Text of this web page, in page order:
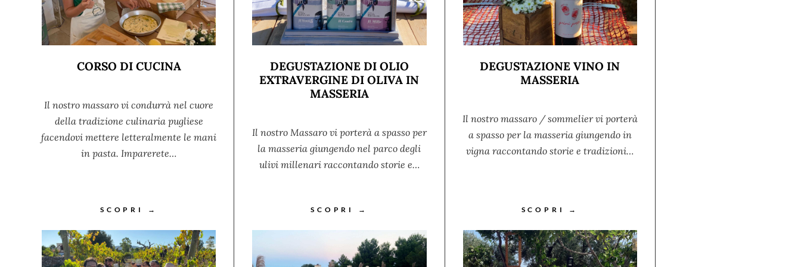
CORSO DI CUCINA
Il nostro massaro vi condurrà nel cuore
della tradizione culinaria pugliese
facendovi mettere letteralmente le mani
in pasta. Imparerete…
SCOPRI →
DEGUSTAZIONE DI OLIO
EXTRAVERGINE DI OLIVA IN
MASSERIA
Il nostro Massaro vi porterà a spasso per
la masseria giungendo nel parco degli
ulivi millenari raccontando storie e…
SCOPRI →
DEGUSTAZIONE VINO IN
MASSERIA
Il nostro massaro / sommelier vi porterà
a spasso per la masseria giungendo in
vigna raccontando storie e tradizioni…
SCOPRI →